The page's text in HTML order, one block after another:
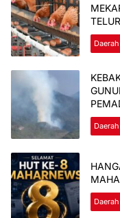
Daerah
Daerah
Daerah